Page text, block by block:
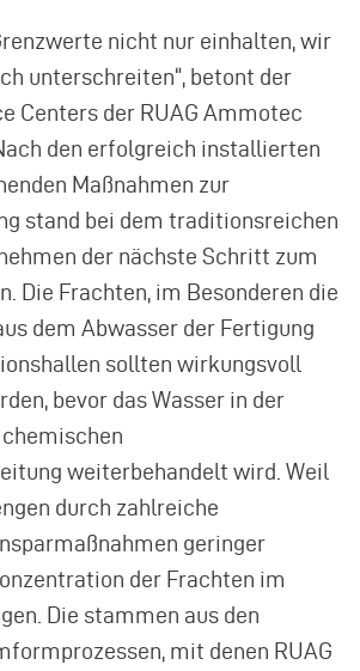
nicht nur einhalten, wir
unterschreiten“, betont der
Centers der RUAG Ammotec
den erfolgreich installierten
Maßnahmen zur
stand bei dem traditionsreichen
der nächste Schritt zum
Die Frachten, im Besonderen die
dem Abwasser der Fertigung
sollten wirkungsvoll
bevor das Wasser in der
weiterbehandelt wird. Weil
durch zahlreiche
geringer
der Frachten im
Die stammen aus den
mit denen RUAG